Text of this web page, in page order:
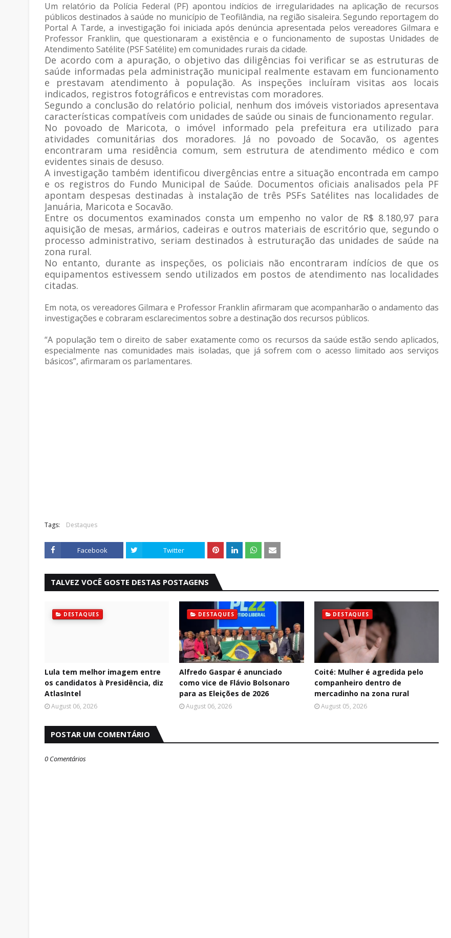
Um relatório da Polícia Federal (PF) apontou indícios de irregularidades na aplicação de recursos
públicos destinados à saúde no município de Teofilândia, na região sisaleira. Segundo reportagem do
Portal A Tarde, a investigação foi iniciada após denúncia apresentada pelos vereadores Gilmara e
Professor Franklin, que questionaram a existência e o funcionamento de supostas Unidades de
Atendimento Satélite (PSF Satélite) em comunidades rurais da cidade.
De acordo com a apuração, o objetivo das diligências foi verificar se as estruturas de
saúde informadas pela administração municipal realmente estavam em funcionamento
e prestavam atendimento à população. As inspeções incluíram visitas aos locais
indicados, registros fotográficos e entrevistas com moradores.
Segundo a conclusão do relatório policial, nenhum dos imóveis vistoriados apresentava
características compatíveis com unidades de saúde ou sinais de funcionamento regular.
No povoado de Maricota, o imóvel informado pela prefeitura era utilizado para
atividades comunitárias dos moradores. Já no povoado de Socavão, os agentes
encontraram uma residência comum, sem estrutura de atendimento médico e com
evidentes sinais de desuso.
A investigação também identificou divergências entre a situação encontrada em campo
e os registros do Fundo Municipal de Saúde. Documentos oficiais analisados pela PF
apontam despesas destinadas à instalação de três PSFs Satélites nas localidades de
Januária, Maricota e Socavão.
Entre os documentos examinados consta um empenho no valor de R$ 8.180,97 para
aquisição de mesas, armários, cadeiras e outros materiais de escritório que, segundo o
processo administrativo, seriam destinados à estruturação das unidades de saúde na
zona rural.
No entanto, durante as inspeções, os policiais não encontraram indícios de que os
equipamentos estivessem sendo utilizados em postos de atendimento nas localidades
citadas.
Em nota, os vereadores Gilmara e Professor Franklin afirmaram que acompanharão o andamento das
investigações e cobraram esclarecimentos sobre a destinação dos recursos públicos.
“A população tem o direito de saber exatamente como os recursos da saúde estão sendo aplicados,
especialmente nas comunidades mais isoladas, que já sofrem com o acesso limitado aos serviços
básicos”, afirmaram os parlamentares.
Tags: Destaques
Facebook Twitter
TALVEZ VOCÊ GOSTE DESTAS POSTAGENS
DESTAQUES
Lula tem melhor imagem entre
os candidatos à Presidência, diz
AtlasIntel
August 06, 2026
DESTAQUES
Alfredo Gaspar é anunciado
como vice de Flávio Bolsonaro
para as Eleições de 2026
August 06, 2026
DESTAQUES
Coité: Mulher é agredida pelo
companheiro dentro de
mercadinho na zona rural
August 05, 2026
POSTAR UM COMENTÁRIO
0 Comentários